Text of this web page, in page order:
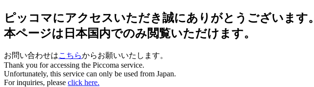
ピッコマにアクセスいただき誠にありがとうございます。
本ページは日本国内でのみ閲覧いただけます。
お問い合わせはこちらからお願いいたします。
Thank you for accessing the Piccoma service.
Unfortunately, this service can only be used from Japan.
For inquiries, please click here.